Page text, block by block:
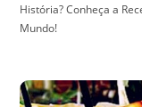
História? Conheça a
Mundo!